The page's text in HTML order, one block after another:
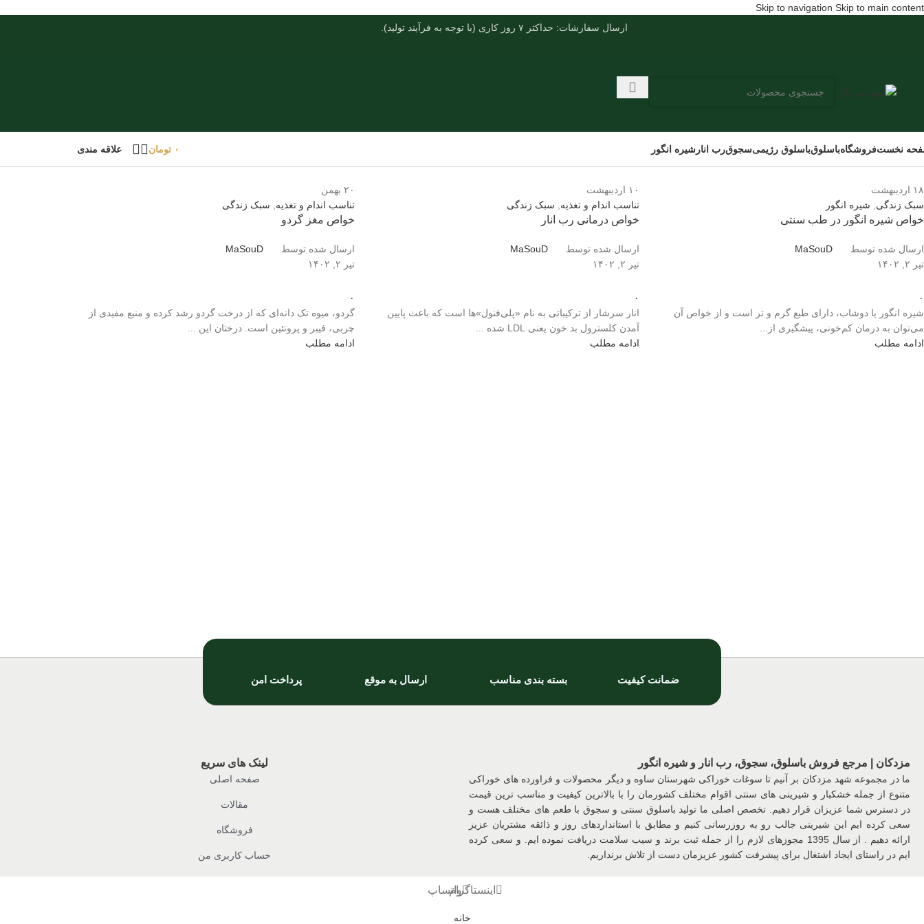
Skip to navigation Skip to main content
ارسال سفارشات: حداکثر ۷ روز کاری (با توجه به فرآیند تولید).
نخستفروشگاهباسلوقباسلوق رژیمیسجوقرب انار شیره انگور ۰ تومان علاقه مندی
۱۸ اردیبهشت
سبک زندگی
شیره انگور
خواص شیره انگور در طب سنتی
ارسال شده توسط
MaSouD
تیر ۲, ۱۴۰۲
۰
شیره انگور یا دوشاب، دارای طبع گرم و تر است و از خواص آن
می‌توان به درمان کم‌خونی، پیشگیری از...
ادامه مطلب
۱۰ اردیبهشت
تناسب اندام و تغذیه
سبک زندگی
خواص درمانی رب انار
ارسال شده توسط
MaSouD
تیر ۲, ۱۴۰۲
۰
انار سرشار از ترکیباتی به نام «پلی‌فنول‌»ها است که باعث پایین
آمدن کلسترول بد خون یعنی LDL شده ...
ادامه مطلب
۲۰ بهمن
تناسب اندام و تغذیه
سبک زندگی
خواص مغز گردو
ارسال شده توسط
MaSouD
تیر ۲, ۱۴۰۲
۰
گردو، میوه تک دانه‌ای که از درخت گردو رشد کرده و منبع مفیدی از
چربی، فیبر و پروتئین است. درختان این ...
ادامه مطلب
ضمانت کیفیت بسته بندی مناسب ارسال به موقع پرداخت امن
مزدکان | مرجع فروش باسلوق، سجوق، رب انار و شیره انگور
ما در مجموعه شهد مزدکان بر آنیم تا سوغات خوراکی شهرستان ساوه و دیگر محصولات و فراورده های خوراکی
متنوع از جمله خشکبار و شیرینی های سنتی اقوام مختلف کشورمان را با بالاترین کیفیت و مناسب ترین قیمت
در دسترس شما عزیزان قرار دهیم. تخصص اصلی ما تولید باسلوق سنتی و سجوق با طعم های مختلف هست و
سعی کرده ایم این شیرینی جالب رو به روزرسانی کنیم و مطابق با استانداردهای روز و ذائقه مشتریان عزیز
ارائه دهیم . از سال 1395 مجوزهای لازم را از جمله ثبت برند و سیب سلامت دریافت نموده ایم. و سعی کرده
ایم در راستای ایجاد اشتغال برای پیشرفت کشور عزیزمان دست از تلاش برنداریم.
لینک های سریع
صفحه اصلی
مقالات
فروشگاه
حساب کاربری من
اینستاگرامواتساپ
خانه